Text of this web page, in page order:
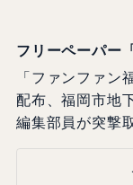
フリーペーパー
「ファンファン
配布、福岡市地
編集部員が突撃